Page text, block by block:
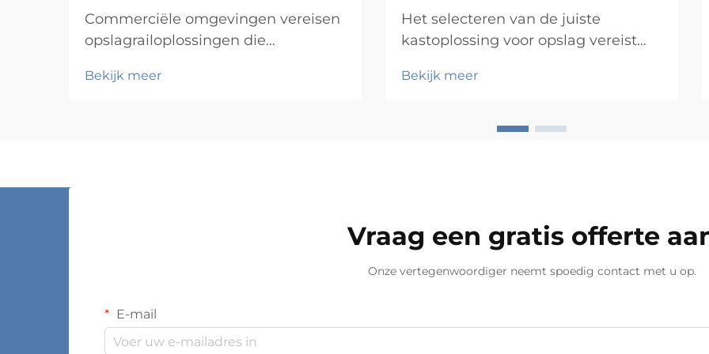
Commerciële omgevingen vereisen
opslagrailoplossingen die
kosten-effectiviteit in evenwicht
Bekijk meer
Het selecteren van de juiste
kastoplossing voor opslag vereist
meerdere factoren die direct van
duurzaamheid en
Bekijk meer
Vraag een gratis offerte
Onze vertegenwoordiger neemt spoedig contact met u op.
E-mail